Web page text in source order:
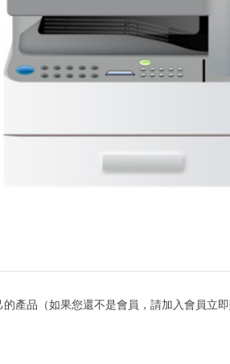
產品（如果您還不是會員，請加入會員立